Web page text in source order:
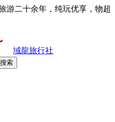
游二十余年，纯玩优享，物超
域龍旅行社
搜索